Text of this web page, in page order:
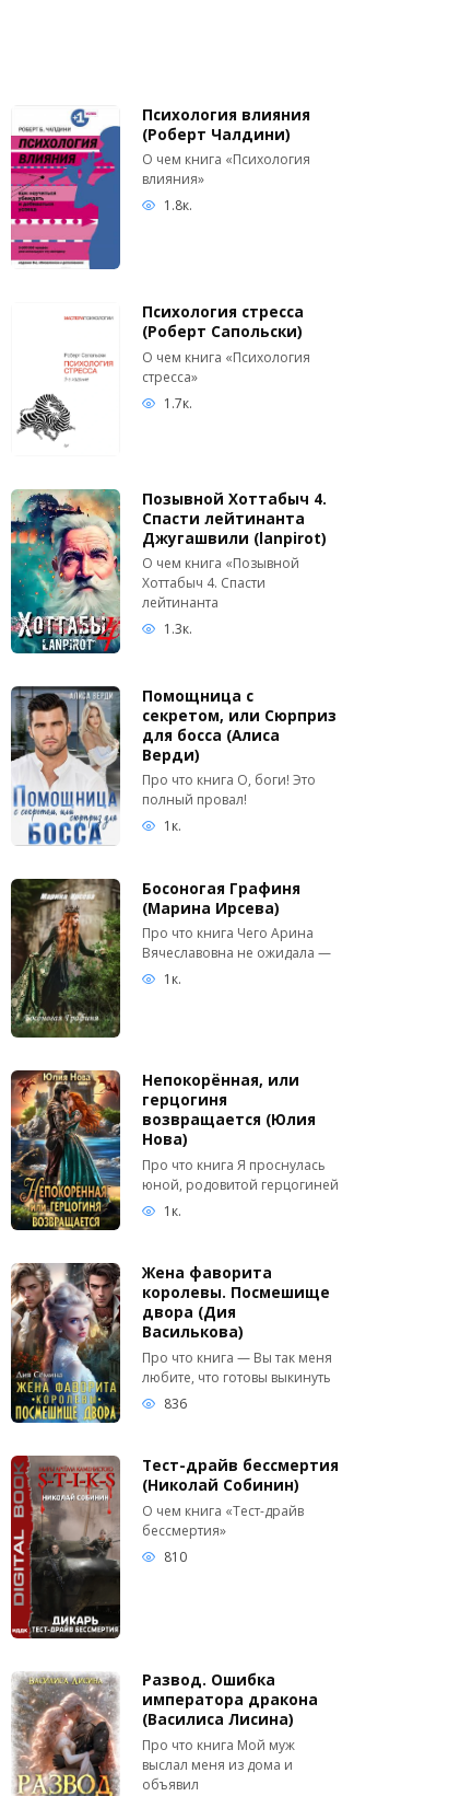
Психология влияния
(Роберт Чалдини)
О чем книга «Психология
влияния»
1.8к.
Психология стресса
(Роберт Сапольски)
О чем книга «Психология
стресса»
1.7к.
Позывной Хоттабыч 4.
Спасти лейтинанта
Джугашвили (lanpirot)
О чем книга «Позывной
Хоттабыч 4. Спасти
лейтинанта
1.3к.
Помощница с
секретом, или Сюрприз
для босса (Алиса
Верди)
Про что книга О, боги! Это
полный провал!
1к.
Босоногая Графиня
(Марина Ирсева)
Про что книга Чего Арина
Вячеславовна не ожидала —
1к.
Непокорённая, или
герцогиня
возвращается (Юлия
Нова)
Про что книга Я проснулась
юной, родовитой герцогиней
1к.
Жена фаворита
королевы. Посмешище
двора (Дия
Василькова)
Про что книга — Вы так меня
любите, что готовы выкинуть
836
Тест-драйв бессмертия
(Николай Собинин)
О чем книга «Тест-драйв
бессмертия»
810
Развод. Ошибка
императора дракона
(Василиса Лисина)
Про что книга Мой муж
выслал меня из дома и
объявил